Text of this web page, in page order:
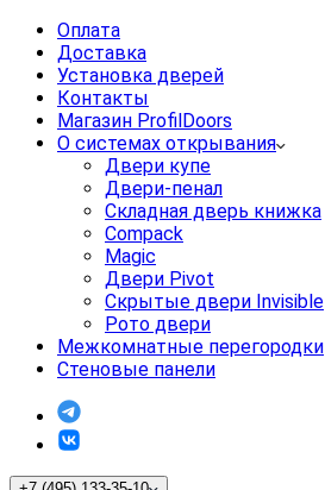
Оплата
Доставка
Установка дверей
Контакты
Магазин ProfilDoors
О системах открывания
Двери купе
Двери-пенал
Складная дверь книжка
Compack
Magic
Двери Pivot
Скрытые двери Invisible
Рото двери
Межкомнатные перегородки
Стеновые панели